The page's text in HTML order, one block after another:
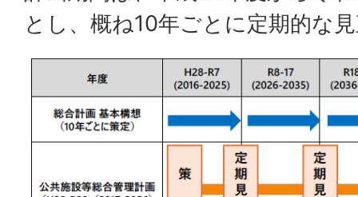
とし、概ね10年ごとに定期的な